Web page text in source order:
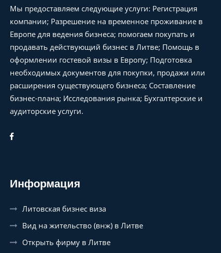
Мы предоставляем следующие услуги: Регистрация
компании; Разрешение на временное проживание в
Европе для ведения бизнеса; помогаем покупать и
продавать действующий бизнес в Литве; Помощь в
оформлении гостевой визы в Европу; Подготовка
необходимых документов для покупки, продажи или
расширения существующего бизнеса; Составление
бизнес-плана; Исследования рынка; Бухгалтерские и
аудиторские услуги.
Информация
Литовская бизнес виза
Вид на жительство (внж) в Литве
Открыть фирму в Литве